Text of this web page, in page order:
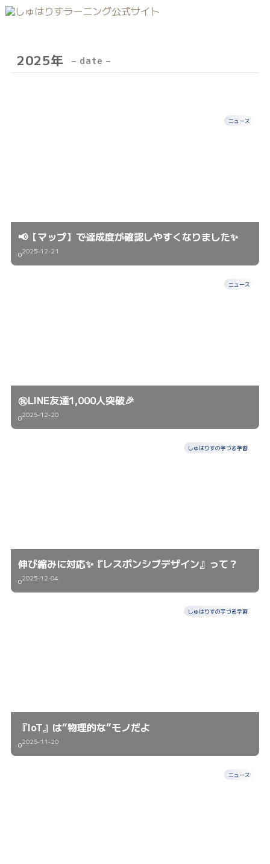
2025年 – date –
ニュース
📢【マップ】で達成度が確認しやすくなりました✨
02025-12-21
ニュース
㊗️LINE友達1,000人突破🎉
02025-12-20
しゅはりすの芋づる学習
伸び縮みに対応✨『レスポンシブデザイン』って？
02025-12-04
しゅはりすの芋づる学習
『IoT』は“物理的な”モノだよ
02025-11-20
ニュース